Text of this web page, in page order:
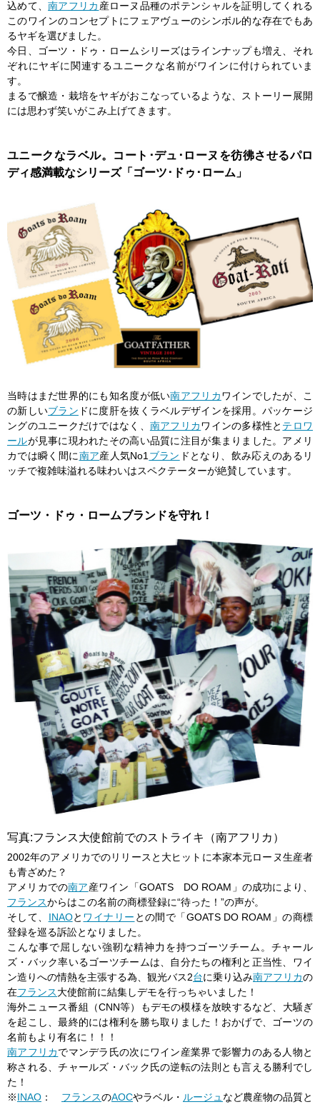
込めて、南アフリカ 産ローヌ品種のポテンシャルを証明してくれる
このワインのコンセプトにフェアヴューのシンボル的な存在でもあ
るヤギを選びました。
今日、ゴーツ・ドゥ・ロームシリーズはラインナップも増え、それ
ぞれにヤギに関連するユニークな名前がワインに付けられていま
す。
まるで醸造・栽培をヤギがおこなっているような、ストーリー展開
には思わず笑いがこみ上げてきます。
ユニークなラベル。コート･デュ･ローヌを彷彿させるパロ
ディ感満載なシリーズ「ゴーツ･ドゥ･ローム」
当時はまだ世界的にも知名度が低い南アフリカワインでしたが、こ
の新しいブラン ドに度肝を抜くラベルデザインを採用。パッケージ
ングのユニークだけではなく、 南アフリカワインの多様性と テロワ
ールが見事に現われたその高い品質に注目が集まりました。アメリ
カでは瞬く間に南ア産人気No1 ブラン ドとなり、飲み応えのあるリ
ッチで複雑味溢れる味わいはスペクテーターが絶賛しています。
ゴーツ・ドゥ・ロームブランドを守れ！
写真:フランス大使館前でのストライキ（南アフリカ）
2002年のアメリカでのリリースと大ヒットに本家本元ローヌ生産者
も青ざめた？
アメリカでの南ア産ワイン「GOATS DO ROAM」の成功により、
フランスからはこの名前の商標登録に“待った！”の声が。
そして、 INAOと ワイナリー との間で「GOATS DO ROAM」の商標
登録を巡る訴訟となりました。
こんな事で屈しない強靭な精神力を持つゴーツチーム。チャール
ズ・バック率いるゴーツチームは、自分たちの権利と正当性、ワイ
ン造りへの情熱を主張する為、観光バス2台に乗り込み南アフリカの
在フランス大使館前に結集しデモを行っちゃいました！
海外ニュース番組（CNN等）もデモの模様を放映するなど、大騒ぎ
を起こし、最終的には権利を勝ち取りました！おかげで、ゴーツの
名前もより有名に！！！
南アフリカでマンデラ氏の次にワイン産業界で影響力のある人物と
称される、チャールズ・バック氏の逆転の法則とも言える勝利でし
た！
※INAO ： フランスのAOCやラベル・ ルージュ など農産物の品質と